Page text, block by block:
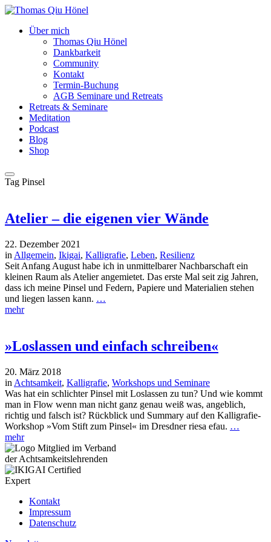
Über mich
Thomas Qiu Hönel
Dankbarkeit
Community
Kontakt
Termin-Buchung
AGB Seminare und Retreats
Retreats & Seminare
Meditation
Podcast
Blog
Shop
Tag Pinsel
Atelier – die eigenen vier Wände
22. Dezember 2021
in Allgemein, Ikigai, Kalligrafie, Leben, Resilienz
Seit Anfang August habe ich in unmittelbarer Nachbarschaft ein
kleinen Raum als Atelier angemietet. Das erste Mal seit zig Jahren,
dass ich meine Pinsel und Federn, Papiere und Materialien stehen
und liegen lassen kann. …
mehr
»Loslassen und einfach schreiben«
20. März 2018
in Achtsamkeit, Kalligrafie, Workshops und Seminare
Was hat ein schlichter Pinsel mit Loslassen zu tun? Und wie kommt
man in Flow wenn man nicht ganz genau weiß was, angeblich,
richtig und falsch ist? Rückblick und Summary auf den Kalligrafie-
Workshop »Vom Stift zum Pinsel« im Dresdner riesa efau. …
mehr
Kontakt
Impressum
Datenschutz